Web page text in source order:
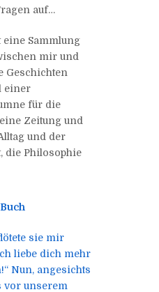
auf…
eine Sammlung
mir und
Geschichten
einer
für die
Zeitung und
und der
die Philosophie
sie mir
liebe dich mehr
Nun, angesichts
vor unserem